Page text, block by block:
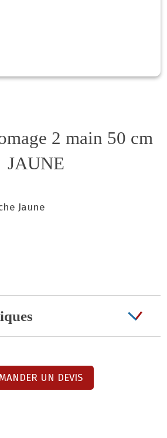
2 main 50 cm
JAUNE
Jaune
UN DEVIS